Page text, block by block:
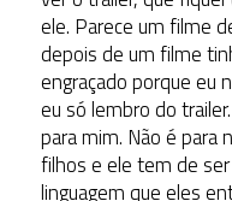
ele. Parece um filme
depois de um filme
engraçado porque eu
eu só lembro do
para mim. Não é para
filhos e ele tem de
linguagem que eles